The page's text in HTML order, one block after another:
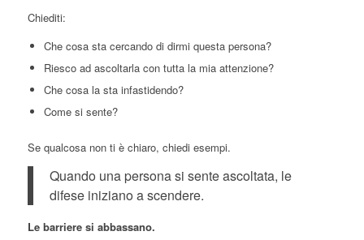
Chiediti:
Che cosa sta cercando di dirmi questa persona?
Riesco ad ascoltarla con tutta la mia attenzione?
Che cosa la sta infastidendo?
Come si sente?
Se qualcosa non ti è chiaro, chiedi esempi.
Quando una persona si sente ascoltata, le
difese iniziano a scendere.
Le barriere si abbassano.